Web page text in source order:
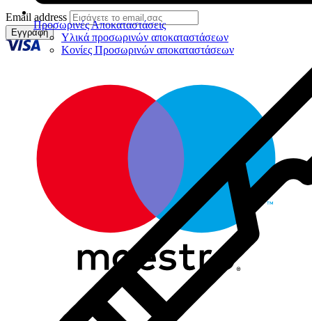
Προσωρινές Αποκαταστάσεις
Υλικά προσωρινών αποκαταστάσεων
Κονίες Προσωρινών αποκαταστάσεων
Email address
Εγγραφή